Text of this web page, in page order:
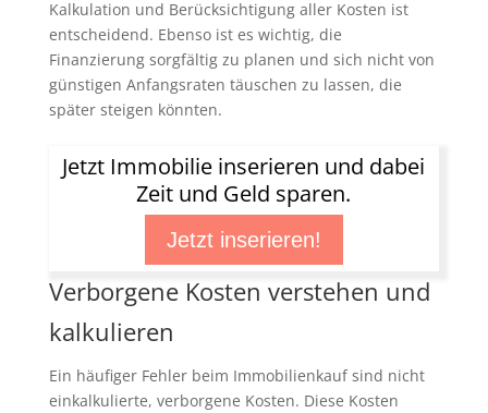
Kalkulation und Berücksichtigung aller Kosten ist
entscheidend. Ebenso ist es wichtig, die
Finanzierung sorgfältig zu planen und sich nicht von
günstigen Anfangsraten täuschen zu lassen, die
später steigen könnten.
Jetzt Immobilie inserieren und dabei
Zeit und Geld sparen.
Jetzt inserieren!
Verborgene Kosten verstehen und
kalkulieren
Ein häufiger Fehler beim Immobilienkauf sind nicht
einkalkulierte, verborgene Kosten. Diese Kosten